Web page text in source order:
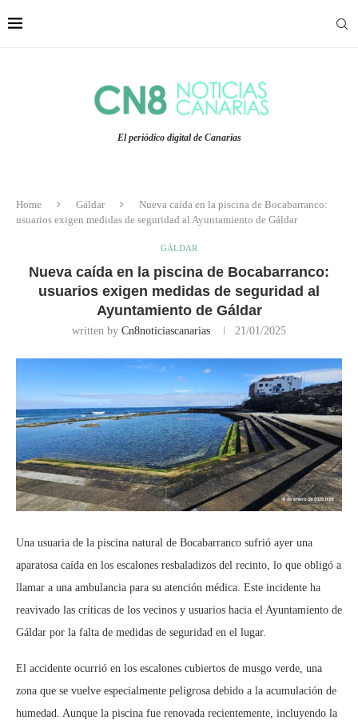
El periódico digital de Canarias
Home Gáldar
Nueva caída en la piscina de Bocabarranco:
usuarios exigen medidas de seguridad al Ayuntamiento de Gáldar
GÁLDAR
Nueva caída en la piscina de Bocabarranco:
usuarios exigen medidas de seguridad al
Ayuntamiento de Gáldar
written by Cn8noticiascanarias 21/01/2025
Una usuaria de la piscina natural de Bocabarranco sufrió ayer una
aparatosa caída en los escalones resbaladizos del recinto, lo que obligó a
llamar a una ambulancia para su atención médica. Este incidente ha
reavivado las críticas de los vecinos y usuarios hacia el Ayuntamiento de
Gáldar por la falta de medidas de seguridad en el lugar.
El accidente ocurrió en los escalones cubiertos de musgo verde, una
zona que se vuelve especialmente peligrosa debido a la acumulación de
humedad. Aunque la piscina fue renovada recientemente, incluyendo la